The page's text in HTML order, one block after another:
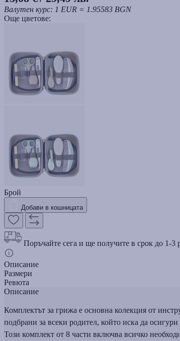
Валутен курс: 1 EUR = 1.95583 BGN
Още цветове:
Брой
Добави в кошницата
Поръчайте сега и ще получите в срок до 1-3
Описание
Размери
Ревюта
Описание
Комплектът за грижа е основна колекция от
подбрани за всеки родител, който иска да
Този комплект от 8 части включва всичко